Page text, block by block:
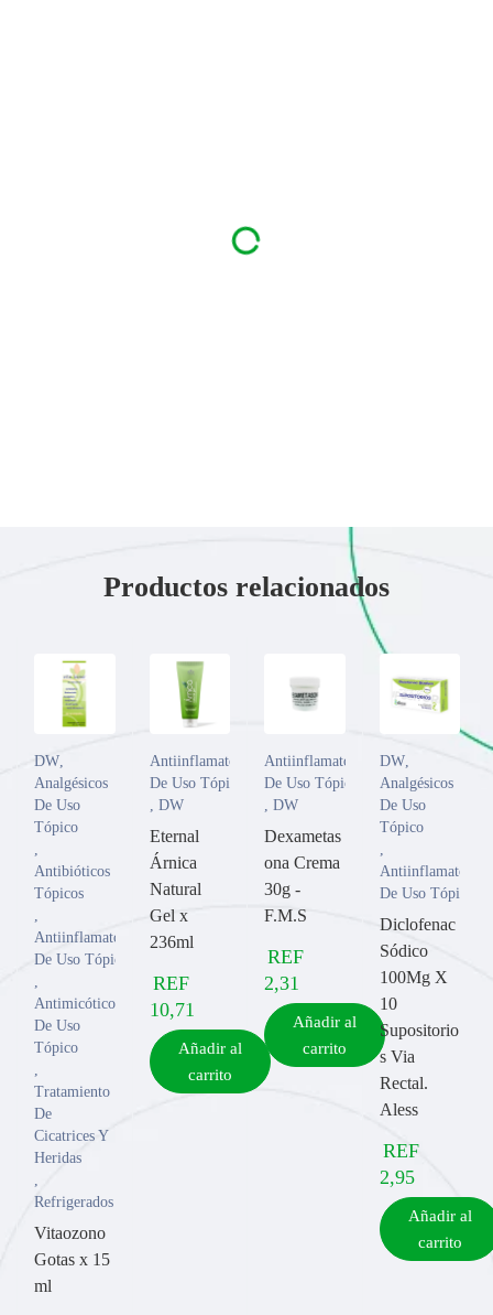
Productos relacionados
DW,
Analgésicos
De Uso
Tópico
,
Antibióticos
Tópicos
,
Antiinflamatorios
De Uso Tópico
,
Antimicóticos
De Uso
Tópico
,
Tratamiento
De
Cicatrices Y
Heridas
,
Refrigerados
Vitaozono
Gotas x 15
ml
Antiinflamatorios
De Uso Tópico
, DW
Eternal
Árnica
Natural
Gel x
236ml
REF
10,71
Añadir al
carrito
Antiinflamatorios
De Uso Tópico
, DW
Dexametas
ona Crema
30g -
F.M.S
REF
2,31
Añadir al
carrito
DW,
Analgésicos
De Uso
Tópico
,
Antiinflamatorios
De Uso Tópico
Diclofenac
Sódico
100Mg X
10
Supositorio
s Via
Rectal.
Aless
REF
2,95
Añadir al
carrito